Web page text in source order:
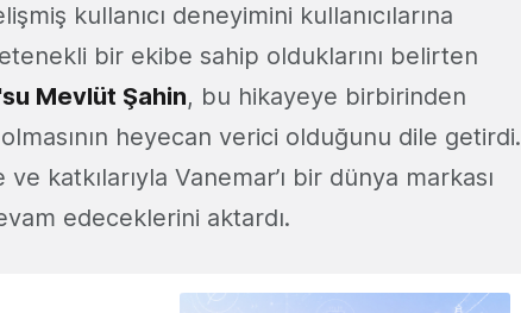
kullanıcı deneyimini kullanıcılarına
bir ekibe sahip olduklarını belirten
Mevlüt Şahin, bu hikayeye birbirinden
olmasının heyecan verici olduğunu dile getirdi.
katkılarıyla Vanemar’ı bir dünya markası
edeceklerini aktardı.